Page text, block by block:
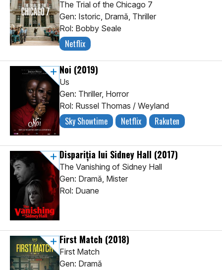
The Trial of the Chicago 7
Gen: Istoric, Dramă, Thriller
Rol: Bobby Seale
Netflix
Noi (2019)
Us
Gen: Thriller, Horror
Rol: Russel Thomas / Weyland
Sky Showtime Netflix Rakuten
Dispariția lui Sidney Hall (2017)
The Vanishing of Sidney Hall
Gen: Dramă, Mister
Rol: Duane
First Match (2018)
First Match
Gen: Dramă